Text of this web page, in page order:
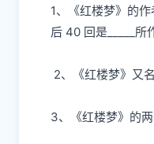
1、《红楼梦》的作
后 40 回是_____所
2、《红楼梦》 ⼜名
3、《红楼梦》的两